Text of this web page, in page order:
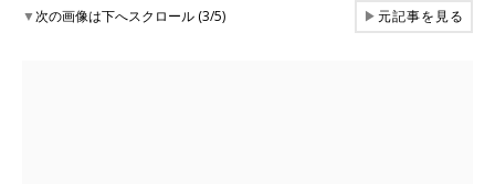
▼次の画像は下へスクロール (3/5) ▶元記事を見る